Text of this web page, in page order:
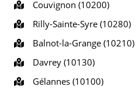
Couvignon (10200)
Rilly-Sainte-Syre (10280)
Balnot-la-Grange (10210)
Davrey (10130)
Gélannes (10100)